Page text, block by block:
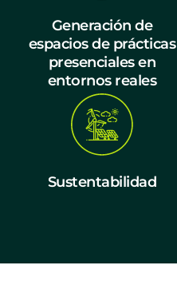
Generación de
espacios de prácticas
presenciales en
entornos reales
Sustentabilidad